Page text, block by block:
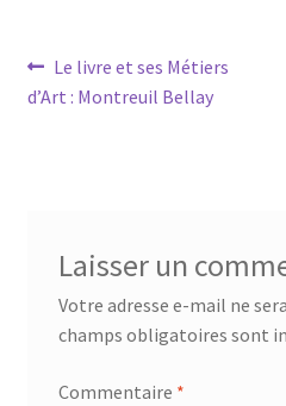
Navigation
de
Article
précédent :
Le livre et ses Métiers
d’Art : Montreuil Bellay
Laisser un
Votre adresse e-mail ne
champs obligatoires sont
Commentaire *